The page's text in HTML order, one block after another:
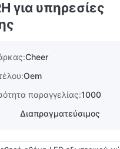
για υπηρεσίες
Cheer
Oem
παραγγελίας:1000
Διαπραγματεύσιμος